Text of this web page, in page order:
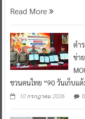
Read More
ตำ
ข่า
ชวนคนไทย “90 วันเก็บแ
10 กรกฎาคม 2026 0